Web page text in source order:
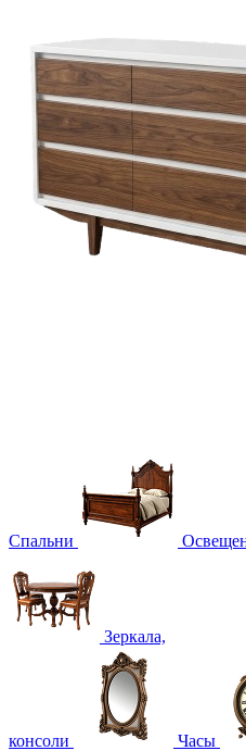
Спальни
Зеркала,
консоли Часы